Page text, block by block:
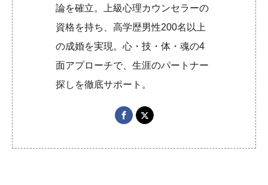
論を確立。上級心理カウンセラーの
資格を持ち、高学歴男性200名以上
の成婚を実現。心・技・体・魂の4
面アプローチで、生涯のパートナー
探しを徹底サポート。